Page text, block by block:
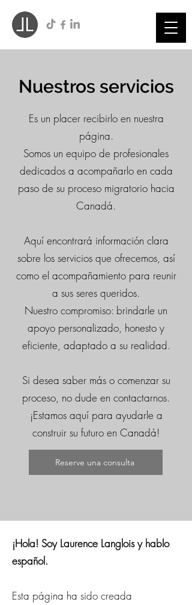
Nuestros servicios
Es un placer recibirlo en nuestra
página.
Somos un equipo de profesionales
dedicados a acompañarlo en cada
paso de su proceso migratorio hacia
Canadá.
Aquí encontrará información clara
sobre los servicios que ofrecemos, así
como el acompañamiento para reunir
a sus seres queridos.
Nuestro compromiso: brindarle un
apoyo personalizado, honesto y
eficiente, adaptado a su realidad.
Si desea saber más o comenzar su
proceso, no dude en contactarnos.
¡Estamos aquí para ayudarle a
construir su futuro en Canadá!
Reserve una consulta
¡Hola! Soy Laurence Langlois y hablo
español.
Esta página ha sido creada